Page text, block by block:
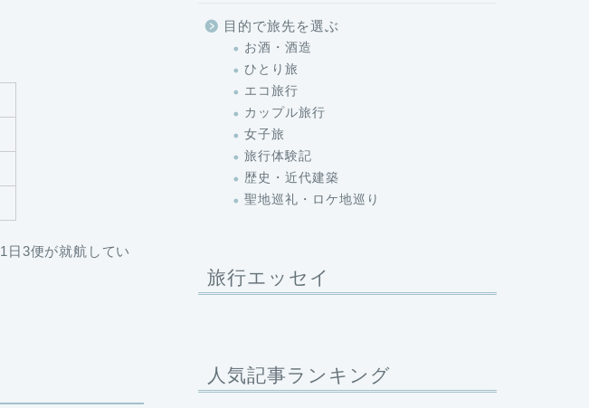
1日3便が就航してい
目的で旅先を選ぶ
お酒・酒造
ひとり旅
エコ旅行
カップル旅行
女子旅
旅行体験記
歴史・近代建築
聖地巡礼・ロケ地巡り
旅行エッセイ
人気記事ランキング